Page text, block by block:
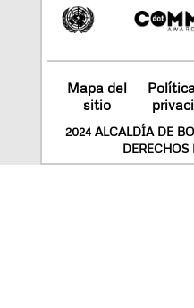
Mapa del
sitio
2024 ALCALDÍA DE
DERECHOS